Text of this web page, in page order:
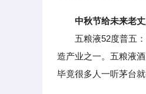
中秋节给未来老
五粮液52度普五：
造产业之一。五粮液
毕竟很多人一听茅台